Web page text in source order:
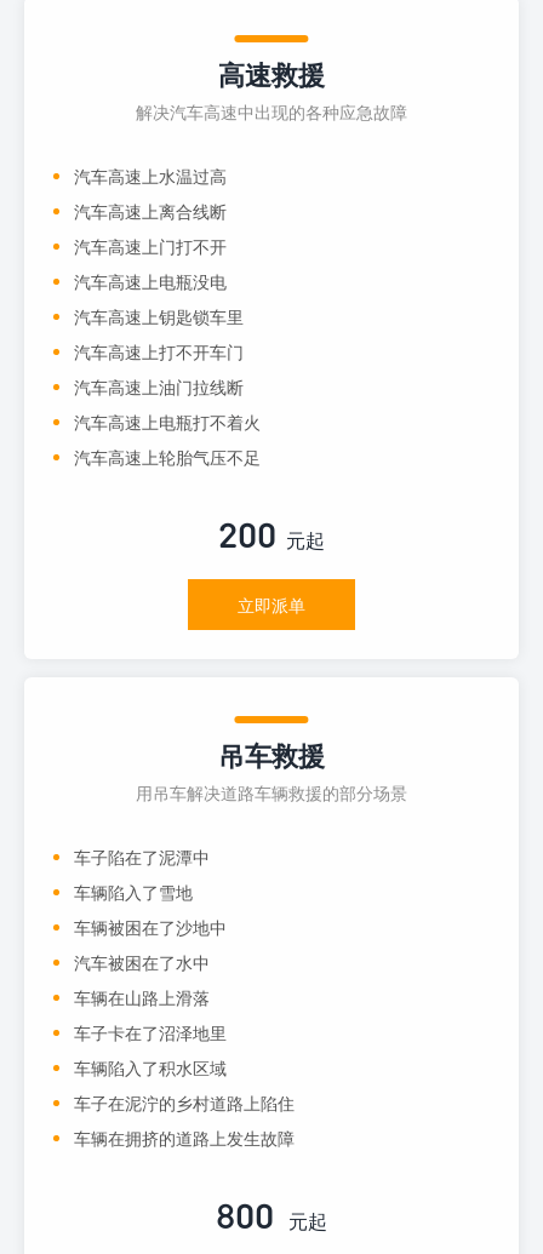
高速救援
解决汽车高速中出现的各种应急故障
汽车高速上水温过高
汽车高速上离合线断
汽车高速上门打不开
汽车高速上电瓶没电
汽车高速上钥匙锁车里
汽车高速上打不开车门
汽车高速上油门拉线断
汽车高速上电瓶打不着火
汽车高速上轮胎气压不足
200 元起
立即派单
吊车救援
用吊车解决道路车辆救援的部分场景
车子陷在了泥潭中
车辆陷入了雪地
车辆被困在了沙地中
汽车被困在了水中
车辆在山路上滑落
车子卡在了沼泽地里
车辆陷入了积水区域
车子在泥泞的乡村道路上陷住
车辆在拥挤的道路上发生故障
800 元起